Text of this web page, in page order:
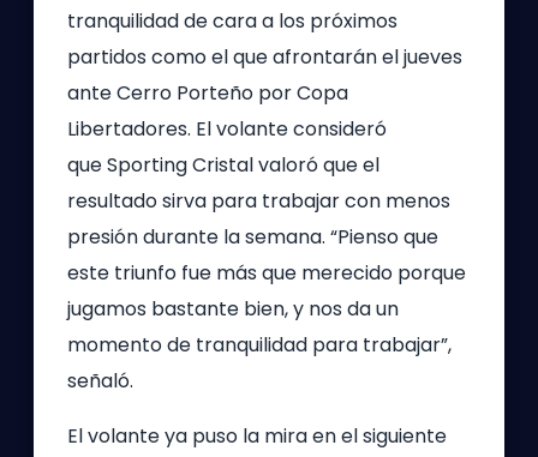
tranquilidad de cara a los próximos
partidos como el que afrontarán el jueves
ante Cerro Porteño por Copa
Libertadores. El volante consideró
que Sporting Cristal valoró que el
resultado sirva para trabajar con menos
presión durante la semana. “Pienso que
este triunfo fue más que merecido porque
jugamos bastante bien, y nos da un
momento de tranquilidad para trabajar”,
señaló.
El volante ya puso la mira en el siguiente